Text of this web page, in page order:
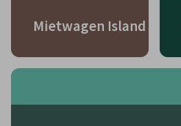
Mietwagen Island